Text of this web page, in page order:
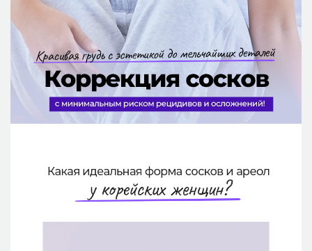
Безопасная хирургия
Консультация
Реальные До/После селфи